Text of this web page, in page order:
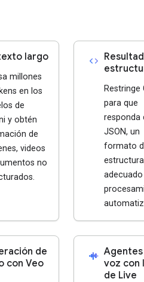
largo
millones
en los
de
y obtén
de
videos
no
code
Restringe
para que
responda
JSON, un
formato
adecuado
de
con Veo
android_recorder
voz con
de Live